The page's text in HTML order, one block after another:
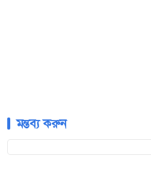
মন্তব্য করুন